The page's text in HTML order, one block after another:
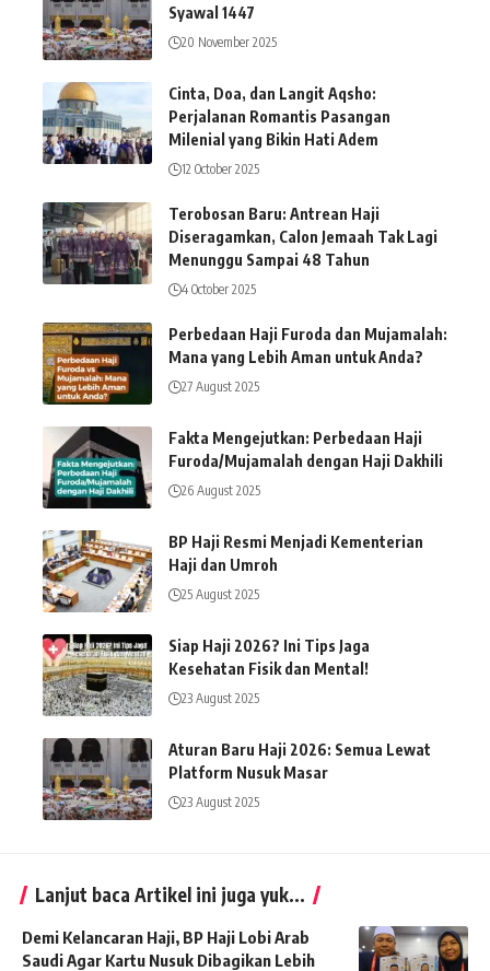
Syawal 1447
20 November 2025
Cinta, Doa, dan Langit Aqsho:
Perjalanan Romantis Pasangan
Milenial yang Bikin Hati Adem
12 October 2025
Terobosan Baru: Antrean Haji
Diseragamkan, Calon Jemaah Tak Lagi
Menunggu Sampai 48 Tahun
4 October 2025
Perbedaan Haji Furoda dan Mujamalah:
Mana yang Lebih Aman untuk Anda?
27 August 2025
Fakta Mengejutkan: Perbedaan Haji
Furoda/Mujamalah dengan Haji Dakhili
26 August 2025
BP Haji Resmi Menjadi Kementerian
Haji dan Umroh
25 August 2025
Siap Haji 2026? Ini Tips Jaga
Kesehatan Fisik dan Mental!
23 August 2025
Aturan Baru Haji 2026: Semua Lewat
Platform Nusuk Masar
23 August 2025
Lanjut baca Artikel ini juga yuk...
Demi Kelancaran Haji, BP Haji Lobi Arab
Saudi Agar Kartu Nusuk Dibagikan Lebih